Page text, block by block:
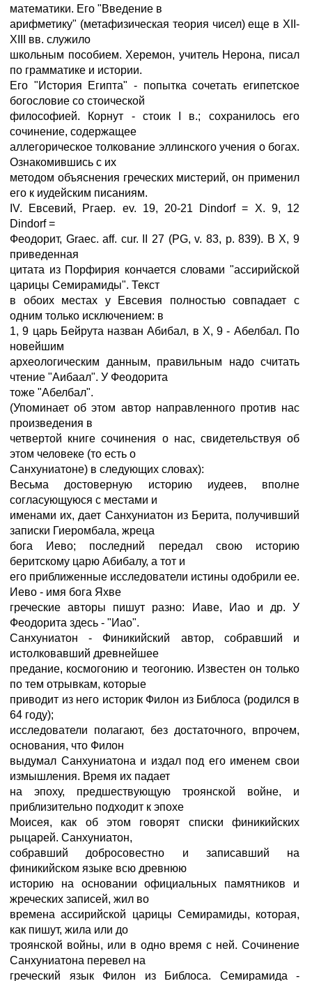
математики. Его "Введение в
арифметику" (метафизическая теория чисел) еще в XII-
XIII вв. служило
школьным пособием. Херемон, учитель Нерона, писал
по грамматике и истории.
Его "История Египта" - попытка сочетать египетское
богословие со стоической
философией. Корнут - стоик I в.; сохранилось его
сочинение, содержащее
аллегорическое толкование эллинского учения о богах.
Ознакомившись с их
методом объяснения греческих мистерий, он применил
его к иудейским писаниям.
IV. Евсевий, Ргаер. ev. 19, 20-21 Dindorf = X. 9, 12
Dindorf =
Феодорит, Graec. aff. cur. II 27 (PG, v. 83, p. 839). В X, 9
приведенная
цитата из Порфирия кончается словами "ассирийской
царицы Семирамиды". Текст
в обоих местах у Евсевия полностью совпадает с
одним только исключением: в
1, 9 царь Бейрута назван Абибал, в X, 9 - Абелбал. По
новейшим
археологическим данным, правильным надо считать
чтение "Аибаал". У Феодорита
тоже "Абелбал".
(Упоминает об этом автор направленного против нас
произведения в
четвертой книге сочинения о нас, свидетельствуя об
этом человеке (то есть о
Санхуниатоне) в следующих словах):
Весьма достоверную историю иудеев, вполне
согласующуюся с местами и
именами их, дает Санхуниатон из Берита, получивший
записки Гиеромбала, жреца
бога Иево; последний передал свою историю
беритскому царю Абибалу, а тот и
его приближенные исследователи истины одобрили ее.
Иево - имя бога Яхве
греческие авторы пишут разно: Иаве, Иао и др. У
Феодорита здесь - "Иао".
Санхуниатон - Финикийский автор, собравший и
истолковавший древнейшее
предание, космогонию и теогонию. Известен он только
по тем отрывкам, которые
приводит из него историк Филон из Библоса (родился в
64 году);
исследователи полагают, без достаточного, впрочем,
основания, что Филон
выдумал Санхуниатона и издал под его именем свои
измышления. Время их падает
на эпоху, предшествующую троянской войне, и
приблизительно подходит к эпохе
Моисея, как об этом говорят списки финикийских
рыцарей. Санхуниатон,
собравший добросовестно и записавший на
финикийском языке всю древнюю
историю на основании официальных памятников и
жреческих записей, жил во
времена ассирийской царицы Семирамиды, которая,
как пишут, жила или до
троянской войны, или в одно время с ней. Сочинение
Санхуниатона перевел на
греческий язык Филон из Библоса. Семирамида -